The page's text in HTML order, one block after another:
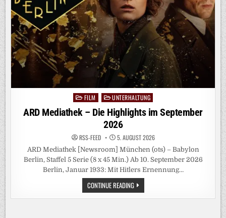
Posted
in
FILM UNTERHALTUNG
ARD Mediathek – Die Highlights im September
2026
RSS-FEED 5. AUGUST 2026
ARD Mediathek [Newsroom] München (ots) – Babylon
Berlin, Staffel 5 Serie (8 x 45 Min.) Ab 10. September 2026
Berlin, Januar 1933: Mit Hitlers Ernennung…
CONTINUE READINGARD
MEDIATHEK
–